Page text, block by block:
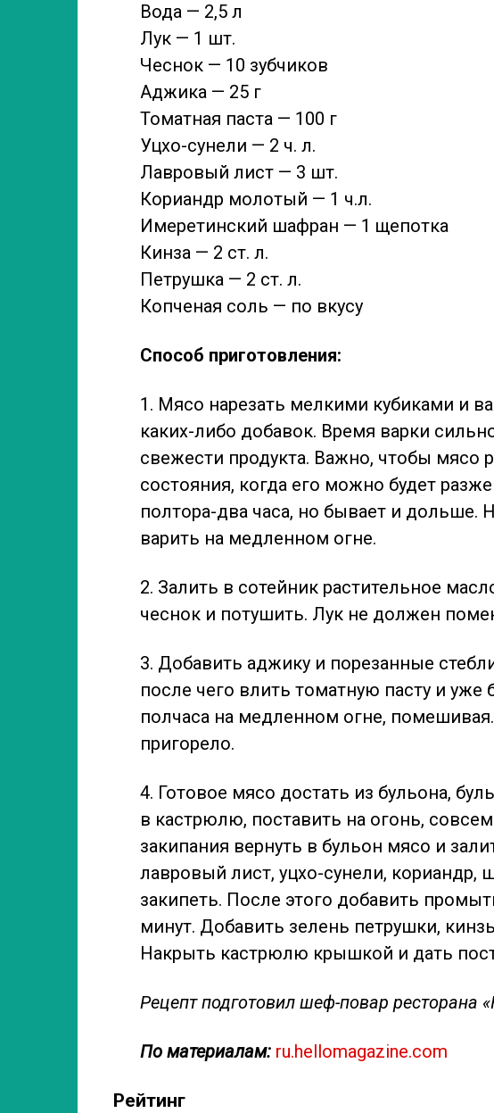
Вода — 2,5 л
Лук — 1 шт.
Чеснок — 10 зубчиков
Аджика — 25 г
Томатная паста — 100 г
Уцхо-сунели — 2 ч. л.
Лавровый лист — 3 шт.
Кориандр молотый — 1 ч.л.
Имеретинский шафран — 1 щепотка
Кинза — 2 ст. л.
Петрушка — 2 ст. л.
Копченая соль — по вкусу
Способ приготовления:
1. Мясо нарезать мелкими кубиками и
каких-либо добавок. Время варки
свежести продукта. Важно, чтобы мясо
состояния, когда его можно будет
полтора-два часа, но бывает и дольше.
варить на медленном огне.
2. Залить в сотейник растительное
чеснок и потушить. Лук не должен
3. Добавить аджику и порезанные
после чего влить томатную пасту и
полчаса на медленном огне,
пригорело.
4. Готовое мясо достать из бульона,
в кастрюлю, поставить на огонь,
закипания вернуть в бульон мясо и
лавровый лист, уцхо-сунели, кориандр,
закипеть. После этого добавить
минут. Добавить зелень петрушки,
Накрыть кастрюлю крышкой и дать
Рецепт подготовил шеф-повар
По материалам: ru.hellomagazine.com
Рейтинг